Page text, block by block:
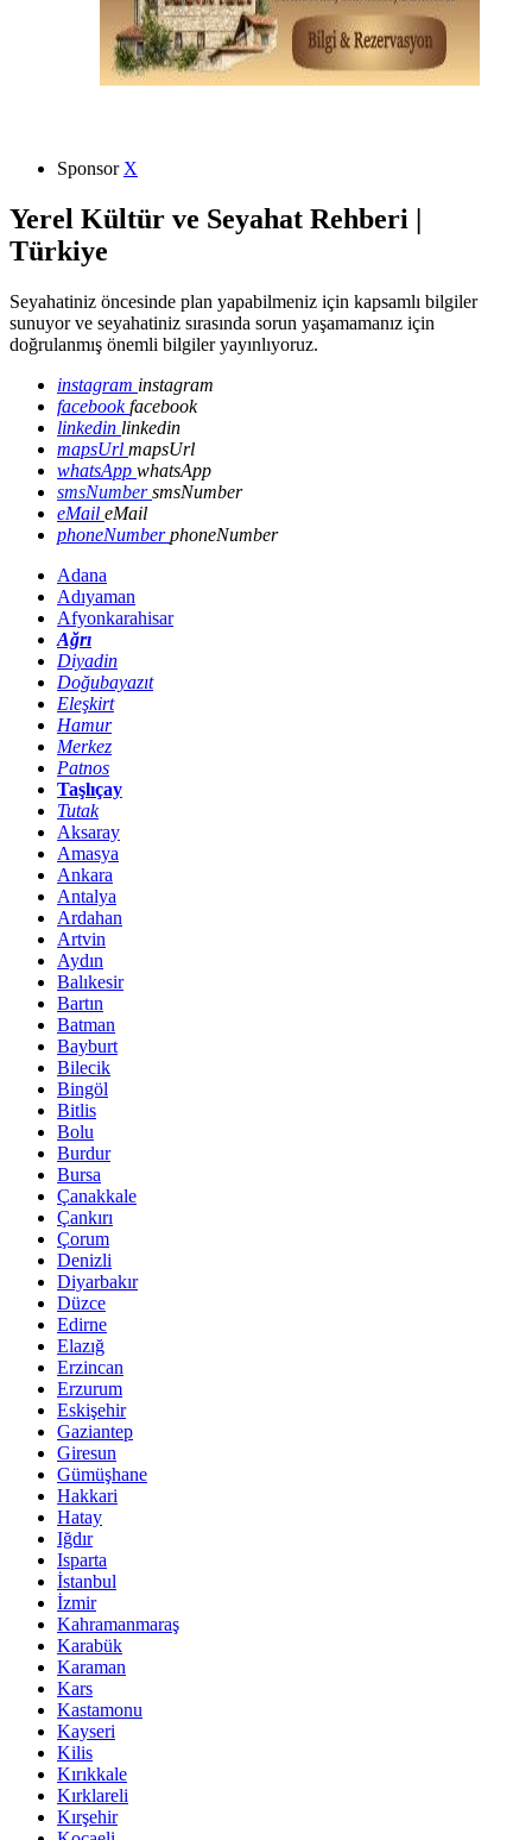
Sponsor X
Yerel Kültür ve Seyahat Rehberi |
Türkiye
Seyahatiniz öncesinde plan yapabilmeniz için kapsamlı bilgiler
sunuyor ve seyahatiniz sırasında sorun yaşamamanız için
doğrulanmış önemli bilgiler yayınlıyoruz.
instagram instagram
facebookfacebook
linkedin linkedin
mapsUrl mapsUrl
whatsApp whatsApp
smsNumbersmsNumber
eMail eMail
phoneNumberphoneNumber
Adana
Adıyaman
Afyonkarahisar
Ağrı
Diyadin
Doğubayazıt
Eleşkirt
Hamur
Merkez
Patnos
Taşlıçay
Tutak
Aksaray
Amasya
Ankara
Antalya
Ardahan
Artvin
Aydın
Balıkesir
Bartın
Batman
Bayburt
Bilecik
Bingöl
Bitlis
Bolu
Burdur
Bursa
Çanakkale
Çankırı
Çorum
Denizli
Diyarbakır
Düzce
Edirne
Elazığ
Erzincan
Erzurum
Eskişehir
Gaziantep
Giresun
Gümüşhane
Hakkari
Hatay
Iğdır
Isparta
İstanbul
İzmir
Kahramanmaraş
Karabük
Karaman
Kars
Kastamonu
Kayseri
Kilis
Kırıkkale
Kırklareli
Kırşehir